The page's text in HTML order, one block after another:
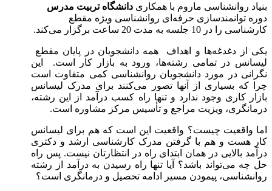
بنیاد روانشناسی ماروم با همکاری دانشگاه تربیت مدرس
دوره توانمندسازی حرفه‌ای روانشناسی ویژه مقطع
کارشناسی را در 10 جلسه به مدت 20 ساعت برگزار می‌کند.
یکی از دغدغه‌ها و اهداف همه‌ دانشجویان در پایان مقطع
لیسانس در تمامی رشته‌ها، ورود به بازار کار است. این
نگرانی در مورد دانشجویان روانشناسی کمی متفاوت است
چرا که بسیاری از آنها تصور می‌کنند برای مدرک لیسانس
بازار کاری وجود ندارد و تنها راه کسب درآمد از این رشته،
درمانگری، ویزیت مراجع و تأسیس مرکز مشاوره است.
اما واقعیت چیست؟ واقعیت این است که هم برای لیسانس
کار هست و هم با گرفتن مدرک کارشناسی ارشد و دکتری
درآمد بالایی در همان ابتدای راه در انتظارتان نیست. پس راه
حل چه می‌تواند باشد؟ آیا تنها راه رسیدن به درآمد از رشته
روانشناسی، پیمودن مسیر ادامه تحصیل و درمانگری است؟